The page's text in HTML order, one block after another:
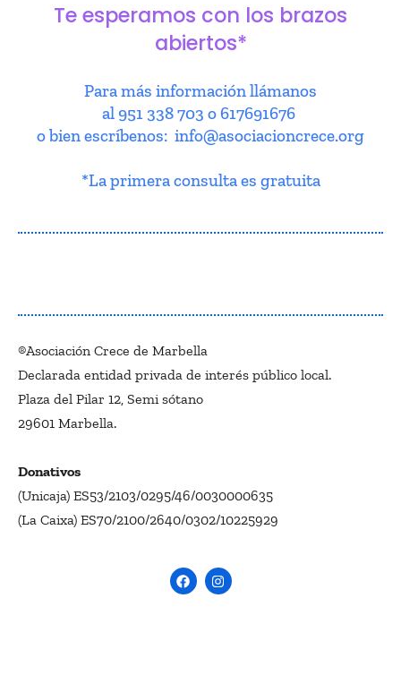
Te esperamos con los brazos
abiertos*
Para más información llámanos
al 951 338 703 o 617691676
o bien escríbenos: info@asociacioncrece.org
*La primera consulta es gratuita
®Asociación Crece de Marbella
Declarada entidad privada de interés público local.
Plaza del Pilar 12, Semi sótano
29601 Marbella.
Donativos
(Unicaja) ES53/2103/0295/46/0030000635
(La Caixa) ES70/2100/2640/0302/10225929